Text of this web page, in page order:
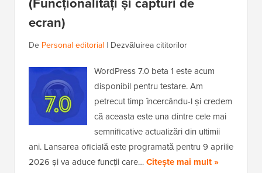
ecran)
De Personal editorial | Dezvăluirea cititorilor
WordPress 7.0 beta 1 este acum
disponibil pentru testare. Am
petrecut timp încercându-l și credem
că aceasta este una dintre cele mai
semnificative actualizări din ultimii
ani. Lansarea oficială este programată pentru 9 aprilie
2026 și va aduce funcții care…Citește mai mult »